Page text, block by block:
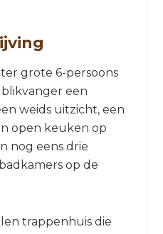
grote 6-persoons
een
weids uitzicht, een
open keuken op
nog eens drie
op de
trappenhuis die